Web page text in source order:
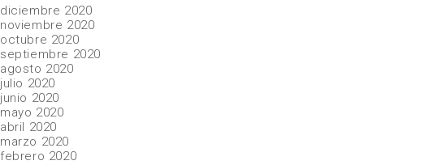
diciembre 2020
noviembre 2020
octubre 2020
septiembre 2020
agosto 2020
julio 2020
junio 2020
mayo 2020
abril 2020
marzo 2020
febrero 2020